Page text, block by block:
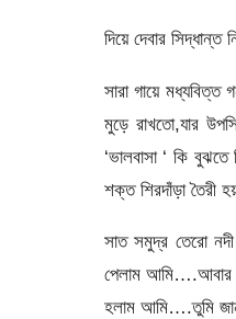
দিয়ে দেবার
সারা গায়ে
মুড়ে রাখতো,যার
‘ভালবাসা ‘ কি
শক্ত শিরদাঁড়া তৈরী
সাত সমুদ্র তেরো
পেলাম আমি….আবার
হলাম আমি….তুমি